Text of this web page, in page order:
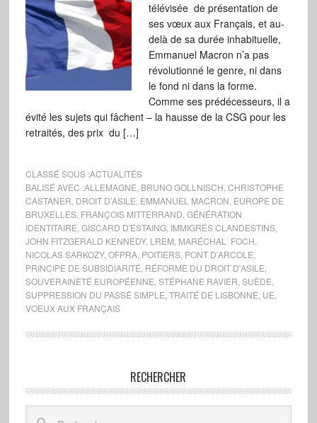
télévisée de présentation de
ses vœux aux Français, et au-
delà de sa durée inhabituelle,
Emmanuel Macron n’a pas
révolutionné le genre, ni dans
le fond ni dans la forme.
Comme ses prédécesseurs, il a
évité les sujets qui fâchent – la hausse de la CSG pour les
retraités, des prix du […]
CLASSÉ SOUS :ACTUALITÉS
BALISÉ AVEC :ALLEMAGNE BRUNO GOLLNISCH CHRISTOPHE
CASTANER DROIT D'ASILE EMMANUEL MACRON EUROPE DE
BRUXELLES, FRANÇOIS MITTERRAND GÉNÉRATION
IDENTITAIRE GISCARD D'ESTAING, IMMIGRÉS CLANDESTINS,
JOHN FITZGERALD KENNEDY, LREM MARÉCHAL FOCH
NICOLAS SARKOZY, OFPRA, POITIERS, PONT D'ARCOLE
PRINCIPE DE SUBSIDIARITÉ RÉFORME DU DROIT D'ASILE
SOUVERAINETÉ EUROPÉENNE STÉPHANE RAVIER SUÈDE
SUPPRESSION DU PASSÉ SIMPLE TRAITÉ DE LISBONNE UE
VOEUX AUX FRANÇAIS
RECHERCHER